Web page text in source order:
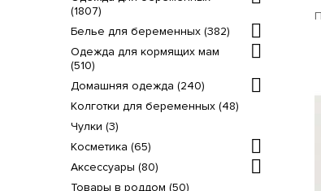
(1807)
Белье для беременных (382)
Одежда для кормящих мам
(510)
Домашняя одежда (240)
Колготки для беременных (48)
Чулки (3)
Косметика (65)
Аксессуары (80)
Товары в роддом (50)